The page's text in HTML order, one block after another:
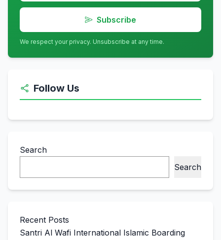
Subscribe
We respect your privacy. Unsubscribe at any time.
Follow Us
Search
Search
Recent Posts
Santri Al Wafi International Islamic Boarding